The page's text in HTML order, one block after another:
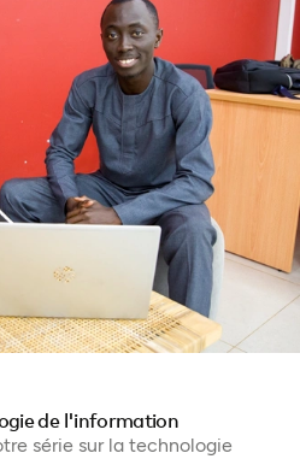
de l'information
série sur la technologie